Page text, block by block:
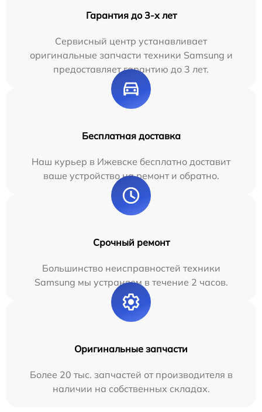
Гарантия до 3-х лет
Сервисный центр устанавливает
оригинальные запчасти техники Samsung и
предоставляет гарантию до 3 лет.
Бесплатная доставка
Наш курьер в Ижевске бесплатно доставит
ваше устройство на ремонт и обратно.
Срочный ремонт
Большинство неисправностей техники
Samsung мы устраняем в течение 2 часов.
Оригинальные запчасти
Более 20 тыс. запчастей от производителя в
наличии на собственных складах.